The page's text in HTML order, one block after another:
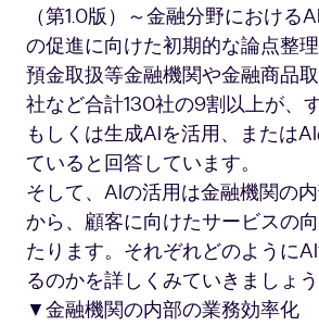
（第1.0版）～金融分野における
の促進に向けた初期的な論点整理
預金取扱等金融機関や金融商品
社など合計130社の9割以上が、
もしくは生成AIを活用、または
ていると回答しています。
そして、AIの活用は金融機関の
から、顧客に向けたサービスの
たります。それぞれどのように
るのかを詳しくみていきましょう
▼金融機関の内部の業務効率化